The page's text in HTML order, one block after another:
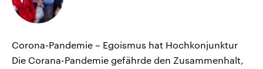
Corona-Pandemie – Egoismus hat Hochkonjunktur
Die Corana-Pandemie gefährde den Zusammenhalt,